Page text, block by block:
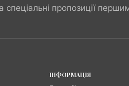
спеціальні пропозиції
ІНФОРМАЦІЯ